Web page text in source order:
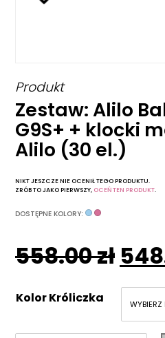
Produkt
Zestaw: Alilo
G9S+ + klocki
Alilo (30 el.)
NIKT JESZCZE NIE OCENIŁ TEGO PRODUKTU.
ZRÓB TO JAKO PIERWSZY, OCEŃ TEN PRODUKT.
DOSTĘPNE KOLORY:
558.00zł
Kolor Króliczka